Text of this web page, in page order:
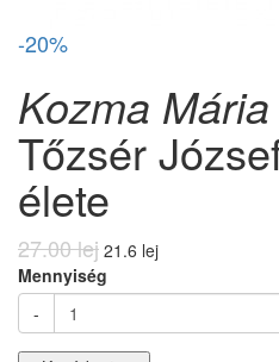
-20%
Kozma Mária
Tőzsér
élete
27.00 lej 21.6 lej
Mennyiség
-